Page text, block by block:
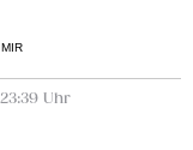
Uhr